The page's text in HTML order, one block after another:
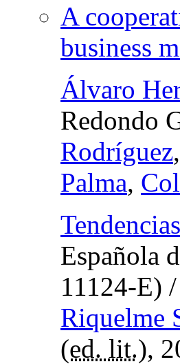
A
business
Álvaro
Redondo
Rodríguez,
Palma,
Española
11124-E) /
Riquelme
(ed. lit.),